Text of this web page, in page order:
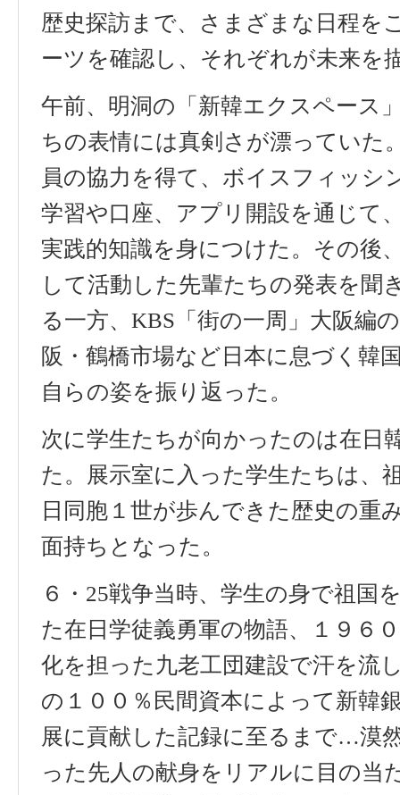
歴史探訪まで、さまざまな日程を
ーツを確認し、それぞれが未来を
午前、明洞の「新韓エクスペース
ちの表情には真剣さが漂っていた
員の協力を得て、ボイスフィッシ
学習や口座、アプリ開設を通じて
実践的知識を身につけた。その後
して活動した先輩たちの発表を聞
る一方、 KBS 「街の一周」大阪編
阪・鶴橋市場など日本に息づく韓
自らの姿を振り返った。
次に学生たちが向かったのは在日
た。展示室に入った学生たちは、
日同胞１世が歩んできた歴史の重
面持ちとなった。
６・ 25戦争当時、学生の身で祖国
た在日学徒義勇軍の物語、１９６
化を担った九老工団建設で汗を流
の１００％民間資本によって新韓
展に貢献した記録に至るまで…漠
った先人の献身をリアルに目の当